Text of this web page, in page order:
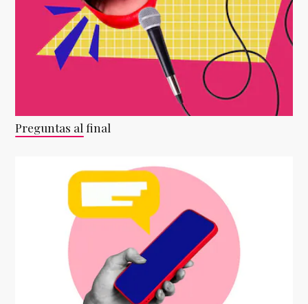
Preguntas al final